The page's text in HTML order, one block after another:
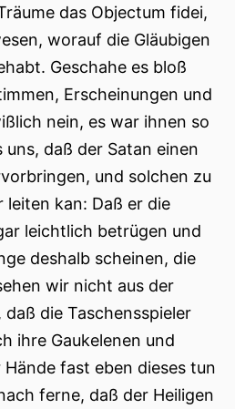
das Objectum fidei,
worauf die Gläubigen
Geschahe es bloß
Erscheinungen und
nein, es war ihnen so
daß der Satan einen
und solchen zu
leiten kan: Daß er die
leichtlich betrügen und
deshalb scheinen, die
wir nicht aus der
die Taschensspieler
ihre Gaukelenen und
fast eben dieses tun
ferne, daß der Heiligen